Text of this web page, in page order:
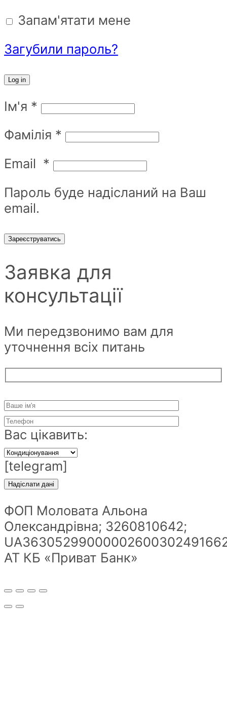
Запам'ятати мене
Загубили пароль?
Log in
Ім'я *
Фамілія *
Email *
Пароль буде надісланий на Ваш
email.
Зареєструватись
Заявка для
консультації
Ми передзвонимо вам для
уточнення всіх питань
Вас цікавить:
[telegram]
ФОП Моловата Альона
Олександрівна; 3260810642;
АТ КБ «Приват Банк»